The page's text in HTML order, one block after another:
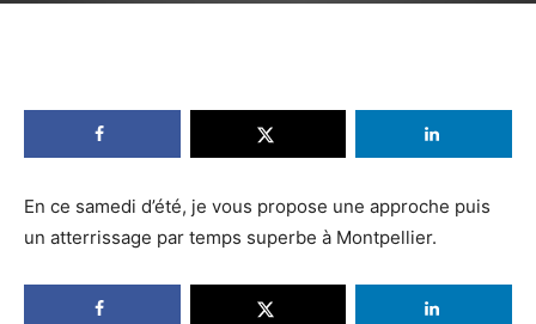
En ce samedi d’été, je vous propose une approche puis
un atterrissage par temps superbe à Montpellier.